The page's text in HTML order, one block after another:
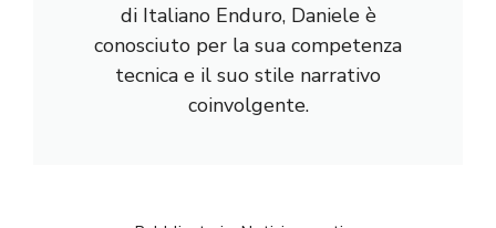
di Italiano Enduro, Daniele è
conosciuto per la sua competenza
tecnica e il suo stile narrativo
coinvolgente.